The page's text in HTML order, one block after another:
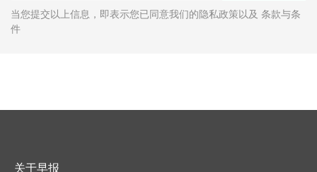
当您提交以上信息，即表示您已同意我们的隐私政策以及 条款与条
件
关于早报